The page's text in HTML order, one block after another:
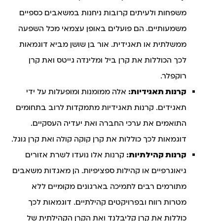
משפחות ולעיתים קרובות ניחנות במשאבים כספיים
משמעותיים. הם פועלים באופן עצמאי מכל השפעה
ממשלתית או תאגידית. אור בן שושן מביא דוגמאות
לכך הכוללות את קרן ביל ומלינדה גייטס ואת קרן
רוקפלר.
קרנות תאגידיות: אלה ממומנות ומופעלות על ידי
תאגידים. קרנות תאגידיות מתמקדות לרוב בתחומים
התואמים את ערכי החברה ואת יעדיה העסקיים.
דוגמאות לכך כוללות את קרן קוקה קולה ואת קרן גוגל.
קרנות קהילתיות: קרנות אלו נועדו לשרת אזורים
גיאוגרפיים או קהילות ספציפיות. הן מאגדות משאבים
מתורמים רבים לתמיכה בארגונים מקומיים ללא
מטרות רווח ובפרויקטים קהילתיים. דוגמאות לכך
כוללות את קרן קליבלנד ואת הקרן הקהילתית של